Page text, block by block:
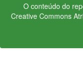
O conteúdo do
Creative Commons